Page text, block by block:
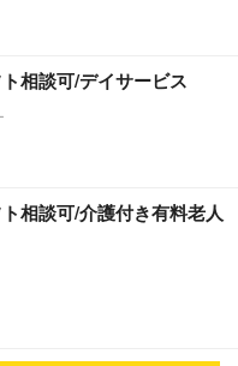
相談可/デイサービス
相談可/介護付き有料老人